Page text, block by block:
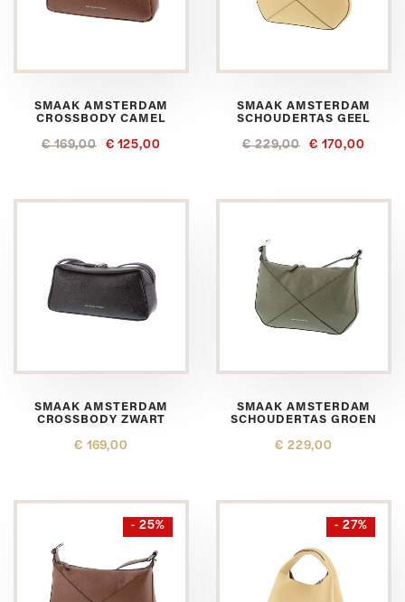
SMAAK AMSTERDAM
CROSSBODY CAMEL
€ 169,00 € 125,00
SMAAK AMSTERDAM
SCHOUDERTAS GEEL
€ 229,00 € 170,00
SMAAK AMSTERDAM
CROSSBODY ZWART
€ 169,00
SMAAK AMSTERDAM
SCHOUDERTAS GROEN
€ 229,00
- 25% - 27%